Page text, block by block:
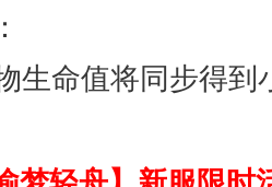
生命值将同步得到